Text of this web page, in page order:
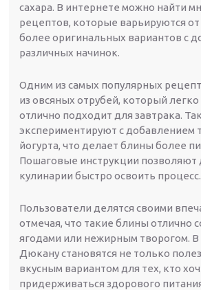
сахара. В интернете можно найти
рецептов, которые варьируются от
более оригинальных вариантов с
различных начинок.
Одним из самых популярных
из овсяных отрубей, который легко
отлично подходит для завтрака.
экспериментируют с добавлением
йогурта, что делает блины более
Пошаговые инструкции позволяют
кулинарии быстро освоить процесс.
Пользователи делятся своими
отмечая, что такие блины отлично
ягодами или нежирным творогом.
Дюкану становятся не только
вкусным вариантом для тех, кто
придерживаться здорового